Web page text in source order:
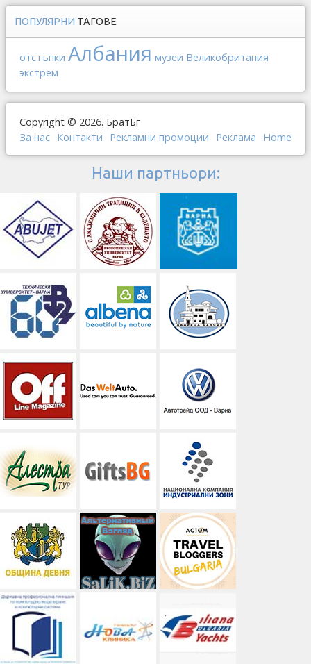
ПОПУЛЯРНИ ТАГОВЕ
отстъпки Албания музеи Великобритания
экстрем
Copyright © 2026. БратБг
За нас Контакти Рекламни промоции Реклама Home
Наши партньори: